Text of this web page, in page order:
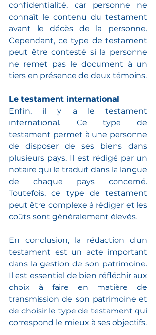
confidentialité, car personne ne
connaît le contenu du testament
avant le décès de la personne.
Cependant, ce type de testament
peut être contesté si la personne
ne remet pas le document à un
tiers en présence de deux témoins.
Le testament international
Enfin, il y a le testament
international. Ce type de
testament permet à une personne
de disposer de ses biens dans
plusieurs pays. Il est rédigé par un
notaire qui le traduit dans la langue
de chaque pays concerné.
Toutefois, ce type de testament
peut être complexe à rédiger et les
coûts sont généralement élevés.
En conclusion, la rédaction d'un
testament est un acte important
dans la gestion de son patrimoine.
Il est essentiel de bien réfléchir aux
choix à faire en matière de
transmission de son patrimoine et
de choisir le type de testament qui